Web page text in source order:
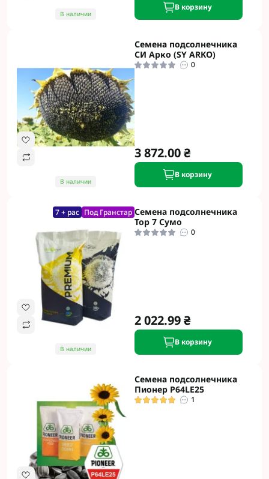
В наличии
В корзину
В наличии
Семена подсолнечника
СИ Арко (SY ARKO)
0
3 872.00 ₴
В корзину
7 + рас Под Гранстар
В наличии
Семена подсолнечника
Тор 7 Сумо
0
2 022.99 ₴
В корзину
Семена подсолнечника
Пионер P64LE25
1